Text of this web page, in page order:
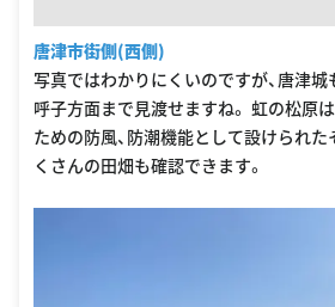
唐津市街側(西側)
写真ではわかりにくいのですが、唐津城
呼子方面まで見渡せますね。 虹の松原
ための防風、防潮機能として設けられた
くさんの田畑も確認できます。